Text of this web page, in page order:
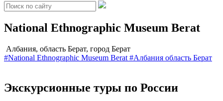
National Ethnographic Museum Berat
Албания, область Берат, город Берат
#National Ethnographic Museum Berat #Албания область Берат
Экскурсионные туры по России